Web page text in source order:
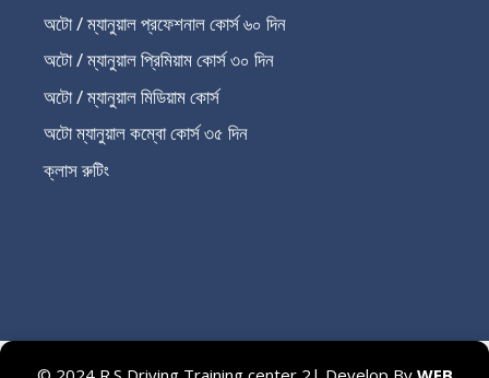
অটো / ম্যানুয়াল প্রফেশনাল কোর্স ৬০ দিন
অটো / ম্যানুয়াল প্রিমিয়াম কোর্স ৩০ দিন
অটো / ম্যানুয়াল মিডিয়াম কোর্স
অটো ম্যানুয়াল কম্বো কোর্স ৩৫ দিন
ক্লাস রুটিং